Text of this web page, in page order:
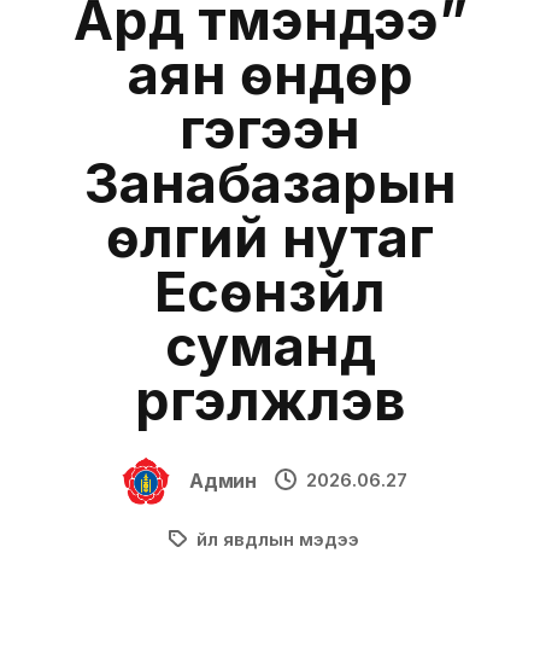
Ард түмэндээ”
аян өндөр
гэгээн
Занабазарын
өлгий нутаг
Есөнзүйл
суманд
үргэлжлэв
Админ 2026.06.27
Үйл явдлын мэдээ